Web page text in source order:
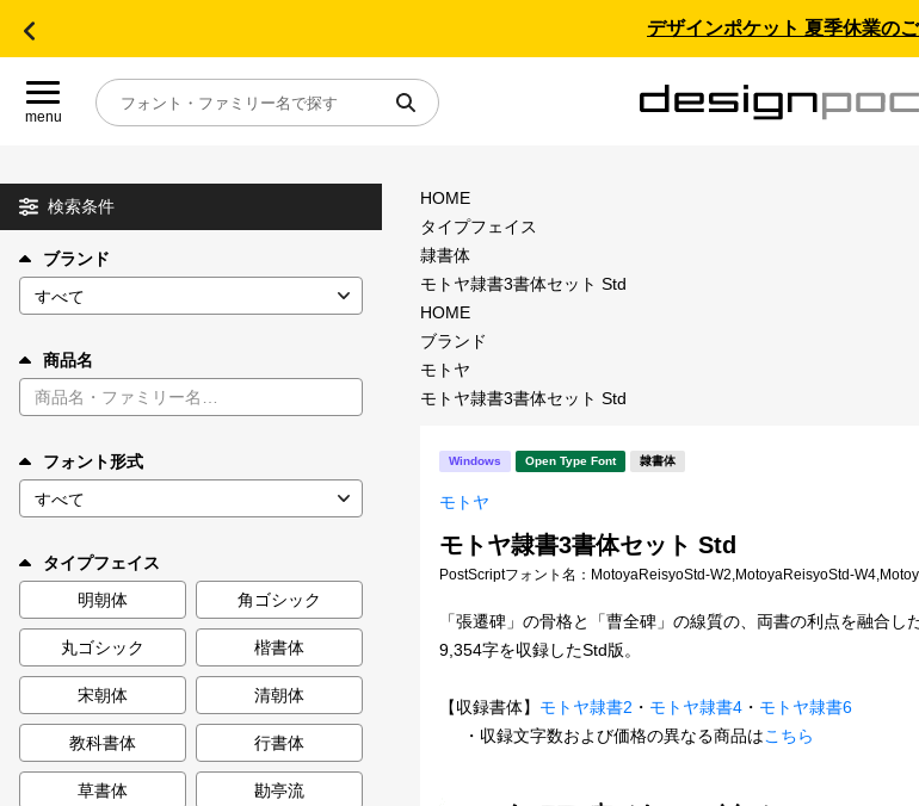
デザインポケット 夏季休業の
menu
目的別フォントガイド
特集
年間ライセンス商品
キャンペーン一覧
カート 0
マイページ
お気に入り
検索条件
ブランド
商品名
フォント形式
タイプフェイス
明朝体
角ゴシック
丸ゴシック 楷書体
宋朝体 清朝体
教科書体 行書体
草書体 勘亭流
HOME
タイプフェイス
隷書体
モトヤ隷書3書体セット Std
HOME
ブランド
モトヤ
モトヤ隷書3書体セット Std
Windows Open Type Font 隷書体
モトヤ
モトヤ隷書3書体セット Std
PostScriptフォント名： MotoyaReisyoStd-W2,MotoyaReisyoStd-
「張遷碑」の骨格と「曹全碑」の線質の、両書の利点を融合し
9,354字を収録したStd版。
【収録書体】 モトヤ隷書2 ・ モトヤ隷書4 ・ モトヤ隷書6
・収録文字数および価格の異なる商品はこちら